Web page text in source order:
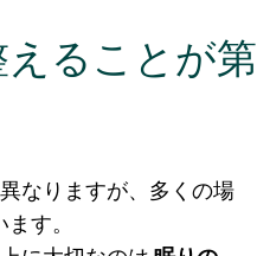
ることが第
異なりますが、多くの場
す。